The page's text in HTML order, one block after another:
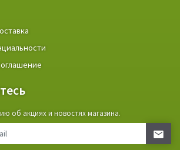
об акциях и новостях магазина.